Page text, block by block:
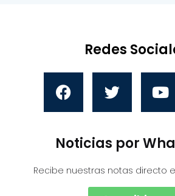
Redes
Noticias por
Recibe nuestras notas directo